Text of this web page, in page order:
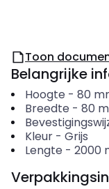
Toon
Belangrijke
Hoogte - 80
Breedte - 80
Kleur- Grijs
Lengte - 2000